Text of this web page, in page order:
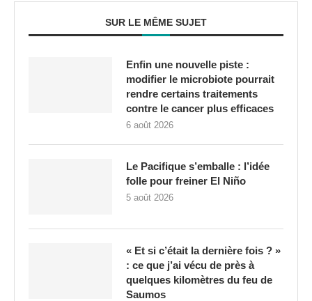
SUR LE MÊME SUJET
Enfin une nouvelle piste :
modifier le microbiote pourrait
rendre certains traitements
contre le cancer plus efficaces
6 août 2026
Le Pacifique s’emballe : l’idée
folle pour freiner El Niño
5 août 2026
« Et si c’était la dernière fois ? »
: ce que j’ai vécu de près à
quelques kilomètres du feu de
Saumos